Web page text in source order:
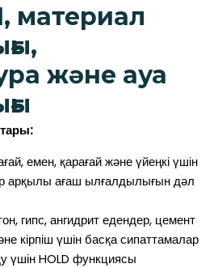
материал
және ауа
емен, қарағай және үйеңкі үшін
арқылы ағаш ылғалдылығын дәл
гипс, ангидрит едендер, цемент
және кірпіш үшін басқа сипаттамалар
үшін HOLD функциясы